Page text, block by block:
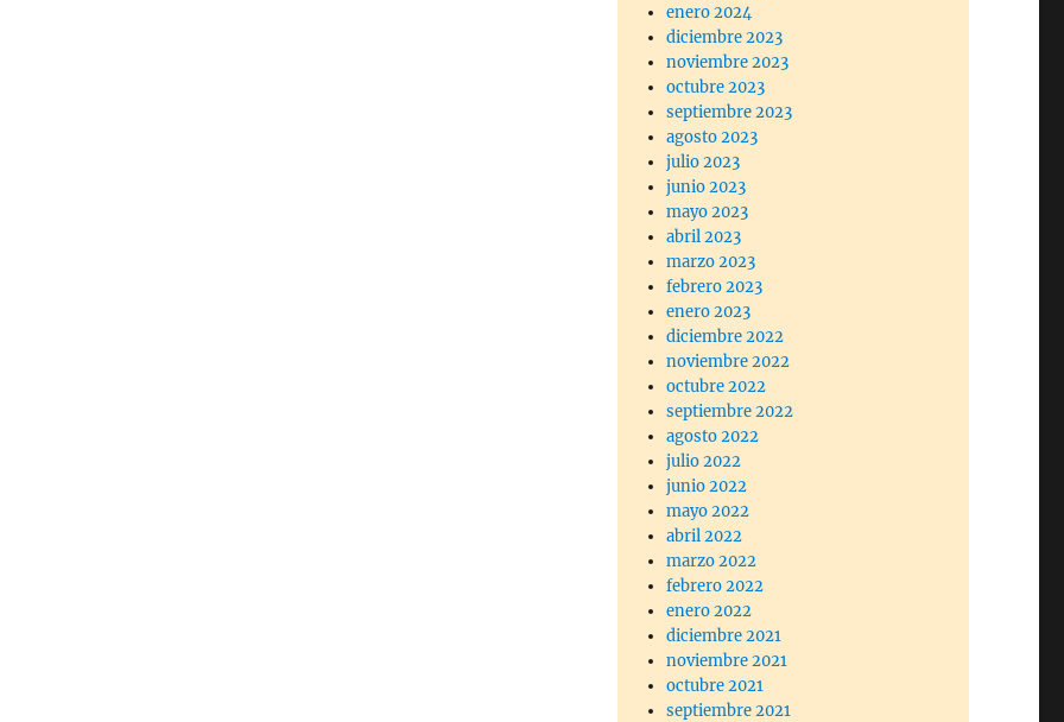
enero 2024
diciembre 2023
noviembre 2023
octubre 2023
septiembre 2023
agosto 2023
julio 2023
junio 2023
mayo 2023
abril 2023
marzo 2023
febrero 2023
enero 2023
diciembre 2022
noviembre 2022
octubre 2022
septiembre 2022
agosto 2022
julio 2022
junio 2022
mayo 2022
abril 2022
marzo 2022
febrero 2022
enero 2022
diciembre 2021
noviembre 2021
octubre 2021
septiembre 2021